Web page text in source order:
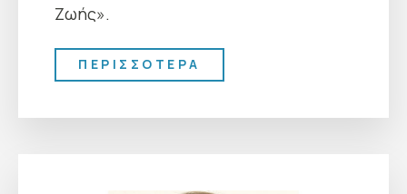
Ζωής».
ΠΕΡΙΣΣΟΤΕΡΑ